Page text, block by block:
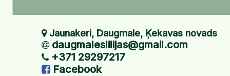
Jaunakeri, Daugmale, Ķekavas novads
daugmaleslilijas@gmail.com
+371 29297217
Facebook